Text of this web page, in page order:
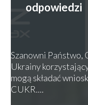
odpowiedzi
Szanowni Państwo,
Ukrainy
mogą składać
CUKR....